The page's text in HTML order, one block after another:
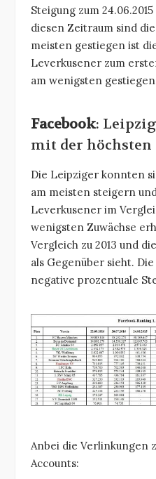
Steigung zum
diesen Zeitraum sind
meisten gestiegen ist
Leverkusener zum
am wenigsten
Facebook:
mit der
Die Leipziger konnten
am meisten steigern
Leverkusener im
wenigsten Zuwächse
Vergleich zu 2013 und
als Gegenüber sieht.
negative prozentuale
Anbei die Verlinkungen
Accounts: